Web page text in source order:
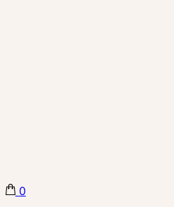
Biba Concept Store
0